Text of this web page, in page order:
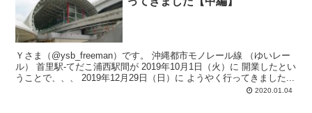
Ｙさま（@ysb_freeman）です。 沖縄都市モノレール線 （ゆいレー
ル） 首里駅-てだこ浦西駅間が 2019年10月1日（火）に 開業したとい
うことで、、、 2019年12月29日（日）に ようやく行ってきました...
2020.01.04